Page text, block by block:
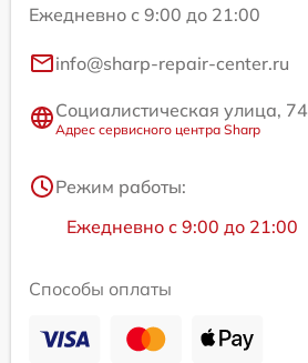
Ежедневно с 9:00 до 21:00
info@sharp-repair-center.ru
Социалистическая улица, 74
Адрес сервисного центра Sharp
Режим работы:
Ежедневно с 9:00 до 21:00
Способы оплаты